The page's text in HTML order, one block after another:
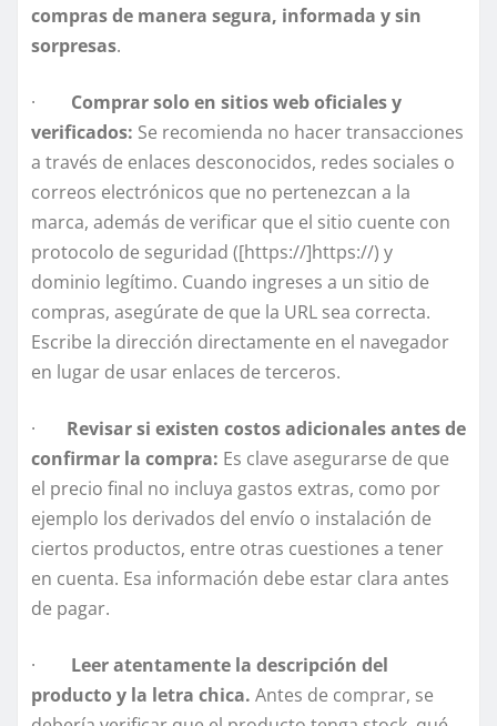
compras de manera segura, informada y sin
sorpresas.
· Comprar solo en sitios web oficiales y
verificados: Se recomienda no hacer transacciones
a través de enlaces desconocidos, redes sociales o
correos electrónicos que no pertenezcan a la
marca, además de verificar que el sitio cuente con
protocolo de seguridad ([https://]https://) y
dominio legítimo. Cuando ingreses a un sitio de
compras, asegúrate de que la URL sea correcta.
Escribe la dirección directamente en el navegador
en lugar de usar enlaces de terceros.
· Revisar si existen costos adicionales antes de
confirmar la compra: Es clave asegurarse de que
el precio final no incluya gastos extras, como por
ejemplo los derivados del envío o instalación de
ciertos productos, entre otras cuestiones a tener
en cuenta. Esa información debe estar clara antes
de pagar.
· Leer atentamente la descripción del
producto y la letra chica. Antes de comprar, se